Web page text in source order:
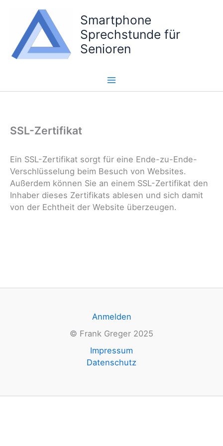
springen
Smartphone
Sprechstunde für
Senioren
SSL-Zertifikat
Ein SSL-Zertifikat sorgt für eine Ende-zu-Ende-
Verschlüsselung beim Besuch von Websites.
Außerdem können Sie an einem SSL-Zertifikat den
Inhaber dieses Zertifikats ablesen und sich damit
von der Echtheit der Website überzeugen.
Anmelden
© Frank Greger 2025
Impressum
Datenschutz